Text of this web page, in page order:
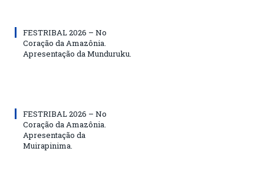
FESTRIBAL 2026 – No
Coração da Amazônia.
Apresentação da Munduruku.
FESTRIBAL 2026 – No
Coração da Amazônia.
Apresentação da
Muirapinima.